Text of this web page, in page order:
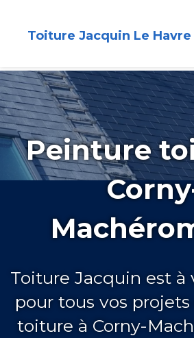
Toiture Jacquin Le Havre
Peinture
Toiture Jacquin est à
pour tous vos
toiture à Corny-